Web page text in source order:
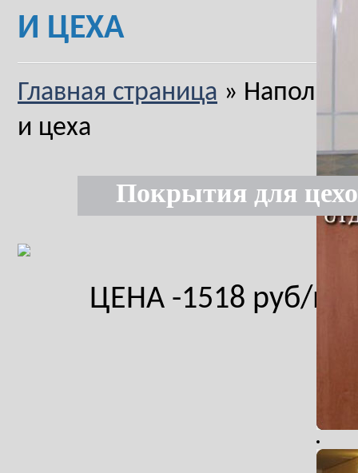
И ЦЕХА
Главная страница »
и цеха
Покрытия для
ЦЕНА -1518 руб/